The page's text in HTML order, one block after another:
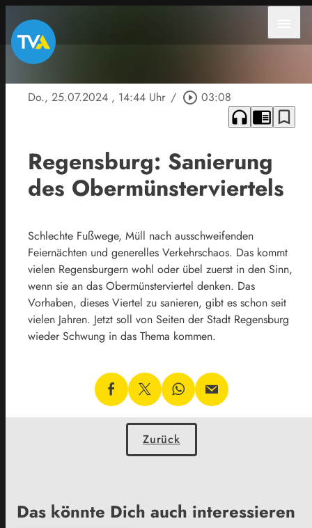
Do., 25.07.2024 , 14:44 Uhr / play_circle_outline 03:08
headphones chrome_reader_mode bookmark_border
Regensburg: Sanierung
des Obermünsterviertels
Schlechte Fußwege, Müll nach ausschweifenden
Feiernächten und generelles Verkehrschaos. Das kommt
vielen Regensburgern wohl oder übel zuerst in den Sinn,
wenn sie an das Obermünsterviertel denken. Das
Vorhaben, dieses Viertel zu sanieren, gibt es schon seit
vielen Jahren. Jetzt soll von Seiten der Stadt Regensburg
wieder Schwung in das Thema kommen.
Zurück
Das könnte Dich auch interessieren